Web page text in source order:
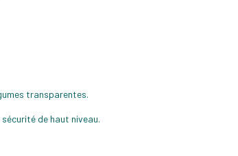
transparentes.
de haut niveau.